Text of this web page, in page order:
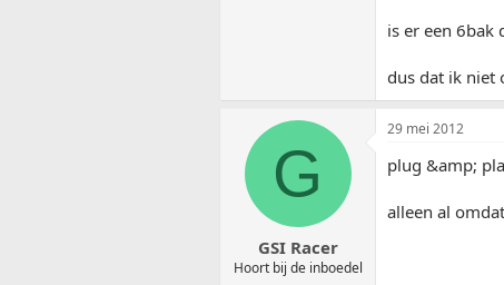
is er een 6bak
dus dat ik niet
G
GSI Racer
Hoort bij de inboedel
29 mei 2012
plug &amp;
alleen al